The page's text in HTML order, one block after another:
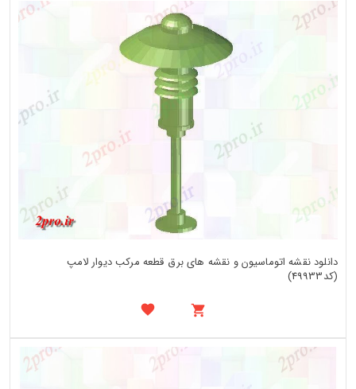
دانلود نقشه اتوماسیون و نقشه های برق قطعه مرکب دیوار لامپ
(کد49933)